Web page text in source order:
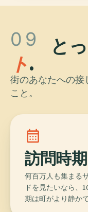
09 と
ト.
街のあなたへの接
こと。
calendar_month
訪問時
何百万人も集まる
ドを見たいなら、
期は町がより静か